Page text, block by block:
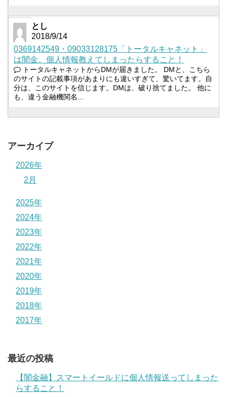
とし
2018/9/14
0369142549・09033128175「トータルキャネット」
は闇金。個人情報教えてしまったらすること！
トータルキャネットからDMが届きました。 DMと、こちら
のサイトの記載事項があまりにも違いすぎて、驚いてます。自
分は、このサイトを信じます。DMは、破り捨てました。 他に
も、違う金融機関名...
アーカイブ
2026年
2月
2025年
2024年
2023年
2022年
2021年
2020年
2019年
2018年
2017年
最近の投稿
【闇金融】スマートイールドに個人情報送ってしまった
らすること！